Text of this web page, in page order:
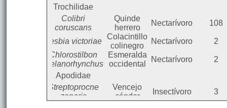
Trochilidae
Colibri
coruscans
Quinde
herrero
Nectarívoro 108
Lesbia victoriae
Colacintillo
colinegro
Nectarívoro
2
Chlorostilbon
melanorhynchus
Esmeralda
occidental
Nectarívoro
2
Apodidae
Streptoprocne
zonaris
Vencejo
cóndor
Insectívoro
3